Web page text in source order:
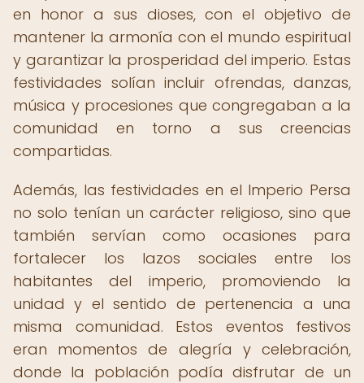
en honor a sus dioses, con el objetivo de
mantener la armonía con el mundo espiritual
y garantizar la prosperidad del imperio. Estas
festividades solían incluir ofrendas, danzas,
música y procesiones que congregaban a la
comunidad en torno a sus creencias
compartidas.
Además, las festividades en el Imperio Persa
no solo tenían un carácter religioso, sino que
también servían como ocasiones para
fortalecer los lazos sociales entre los
habitantes del imperio, promoviendo la
unidad y el sentido de pertenencia a una
misma comunidad. Estos eventos festivos
eran momentos de alegría y celebración,
donde la población podía disfrutar de un